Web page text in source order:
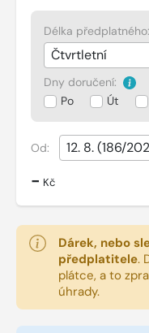
Délka předplatného:
Dny doručení:
Po
Út
Od:
- Kč
Dárek, nebo
předplatitele.
plátce, a to
úhrady.